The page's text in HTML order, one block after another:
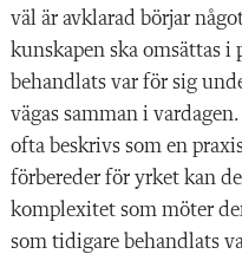
väl är avklarad börjar
kunskapen ska omsättas i
behandlats var för sig
vägas samman i
ofta beskrivs som en
förbereder för yrket kan
komplexitet som möter
som tidigare behandlats